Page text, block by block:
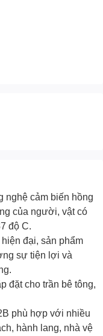
nghệ cảm biến hồng
của người, vật có
độ C.
đại, sản phẩm
sự tiện lợi và
đặt cho trần bê tông,
phù hợp với nhiều
hành lang, nhà vệ